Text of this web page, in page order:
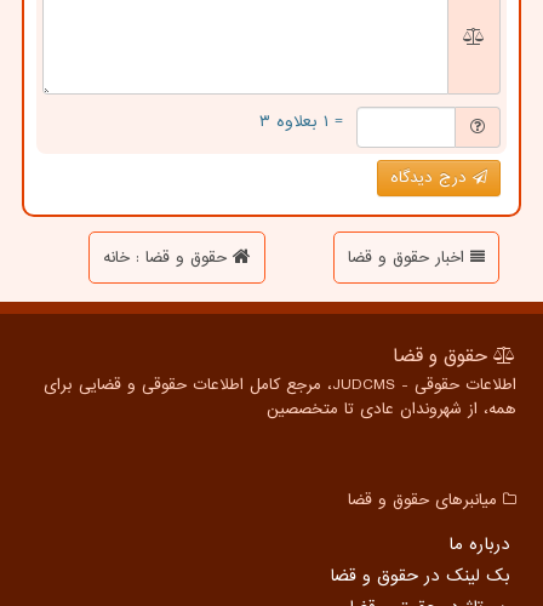
= ۱ بعلاوه ۳
درج دیدگاه
اخبار حقوق و قضا حقوق و قضا : خانه
حقوق و قضا
اطلاعات حقوقی - JUDCMS، مرجع کامل اطلاعات حقوقی و قضایی برای
همه، از شهروندان عادی تا متخصصین
میانبرهای حقوق و قضا
درباره ما
بک لینک در حقوق و قضا